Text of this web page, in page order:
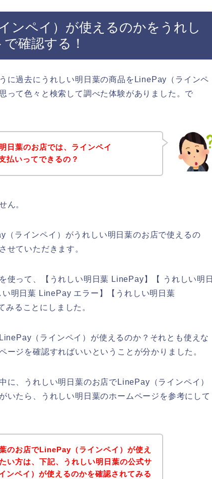
ンペイ）が使えるのかをうれし
確認する！
に過去にうれしい明日葉の商品をLinePay（ラインペ
って色々と検索して調べた体験がありました。で
日葉のお店では、ラインペイ
払いってできるの？
ん。
（ラインペイ）がうれしい明日葉のお店で使えるの
せていただきます。
使って、【うれしい明日葉 LinePay】【 うれしい明日
明日葉 LinePay エラー】【うれしい明日葉
ることにしました。
（ラインペイ）が使えるのか？それとも使えな
ージを確認すればいいということが分かりました。
に、うれしい明日葉のお店でLinePay（ラインペイ）
いたら、うれしい明日葉のホームページを参考にして
のお店でLinePay（ラインペイ）が使え
い方は、下記、うれしい明日葉の公式サ
ンペイ）が使えるのかを確認されてみる